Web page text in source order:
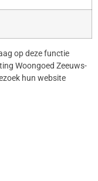
op deze functie
Woongoed Zeeuws-
hun website